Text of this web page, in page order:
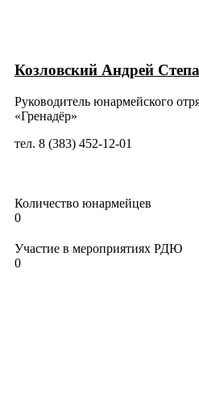
Козловский Андрей
Руководитель юнармейского
«Гренадёр»
тел. 8 (383) 452-12-01
Количество юнармейцев
0
Участие в мероприятиях РДЮ
0